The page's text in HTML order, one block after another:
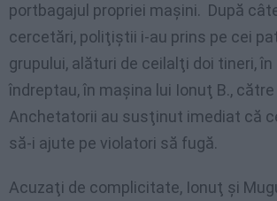
portbagajul propriei maşini. După
cercetări, poliţiştii i-au prins pe cei
grupului, alături de ceilalţi doi tineri,
îndreptau, în maşina lui Ionuţ B.,
Anchetatorii au susţinut imediat că
să-i ajute pe violatori să fugă.
Acuzaţi de complicitate, Ionuţ şi